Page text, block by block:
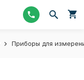
Приборы для